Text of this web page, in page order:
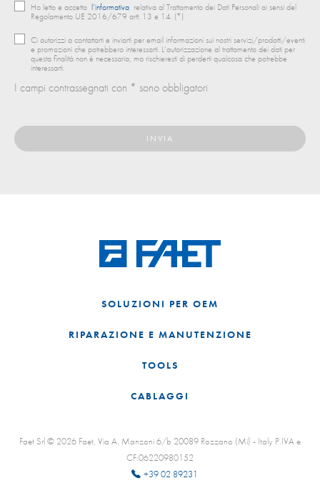
Ho letto e accetto l’informativa relativa al Trattamento dei Dati Personali ai sensi del
Regolamento UE 2016/679 artt. 13 e 14. (*)
Ci autorizzi a contattarti e inviarti per email informazioni sui nostri servizi/prodotti/eventi
e promozioni che potrebbero interessarti. L’autorizzazione al trattamento dei dati per
questa finalità non è necessaria, ma rischieresti di perderti qualcosa che potrebbe
interessarti.
I campi contrassegnati con * sono obbligatori
SOLUZIONI PER OEM
RIPARAZIONE E MANUTENZIONE
TOOLS
CABLAGGI
Faet Srl © 2026 Faet, Via A. Manzoni 6/b 20089 Rozzano (Mi) - Italy P.IVA e
CF:06220980152
+39 02 89231